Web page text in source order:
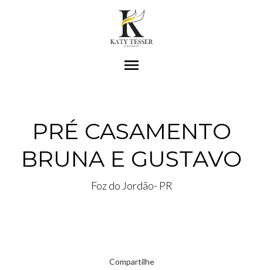
menu
PRÉ CASAMENTO
BRUNA E GUSTAVO
Foz do Jordão- PR
Compartilhe